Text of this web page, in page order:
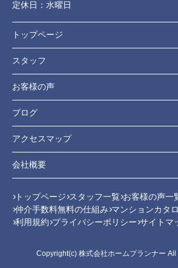
定休日： 水曜日
トップページ
スタッフ
お客様の声
ブログ
アクセスマップ
会社概要
トップページ スタッフ一覧 お客様の声一
仲介手数料無料の仕組み マンションカタ
利用規約 プライバシーポリシー サイトマ
Copyright(c) 株式会社ホームプランナー All